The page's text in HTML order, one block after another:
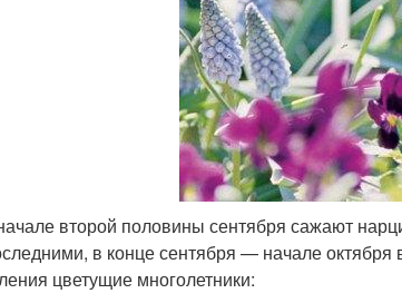
второй половины сентября сажают
в конце сентября — начале
цветущие многолетники: